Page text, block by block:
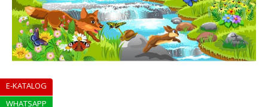
E-KATALOG
WHATSAPP